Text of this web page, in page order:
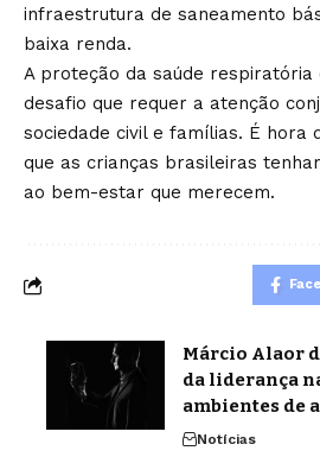
infraestrutura de saneamento
baixa renda.
A proteção da saúde respiratória
desafio que requer a atenção
sociedade civil e famílias. É hora
que as crianças brasileiras
ao bem-estar que merecem.
Márcio Alaor
da liderança
ambientes de
Notícias